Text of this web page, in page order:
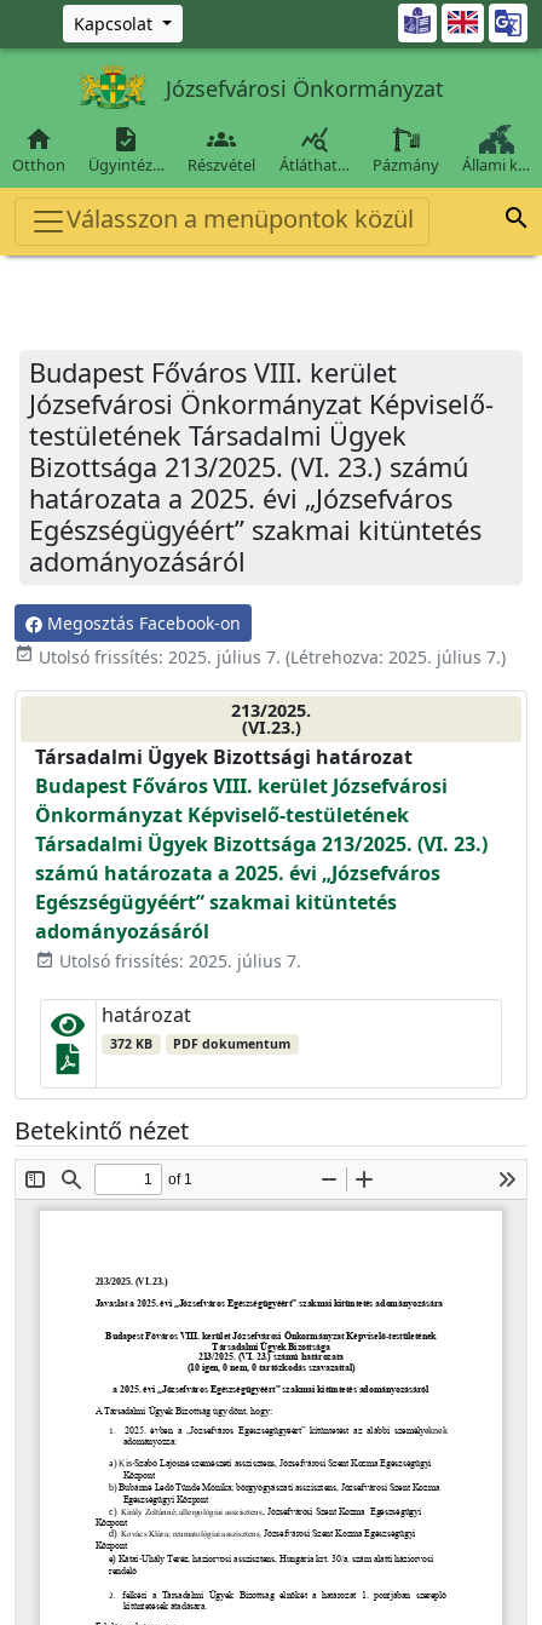
Ugrás a fő tartalomra
Kapcsolat 
Józsefvárosi Önkormányzat

Otthon

Ügyintéz…

Részvétel

Átláthat… Pázmány Állami k…
Válasszon a menüpontok közül 
Budapest Főváros VIII. kerület
Józsefvárosi Önkormányzat Képviselő-
testületének Társadalmi Ügyek
Bizottsága 213/2025. (VI. 23.) számú
határozata a 2025. évi „Józsefváros
Egészségügyéért” szakmai kitüntetés
adományozásáról
Megosztás Facebook-on
event_available Utolsó frissítés: 2025. július 7. (Létrehozva: 2025. július 7.)
213/2025.
(VI.23.)
Társadalmi Ügyek Bizottsági határozat
Budapest Főváros VIII. kerület Józsefvárosi
Önkormányzat Képviselő-testületének
Társadalmi Ügyek Bizottsága 213/2025. (VI. 23.)
számú határozata a 2025. évi „Józsefváros
Egészségügyéért” szakmai kitüntetés
adományozásáról
event_available Utolsó frissítés: 2025. július 7.
határozat
372 KB PDF dokumentum
Betekintő nézet